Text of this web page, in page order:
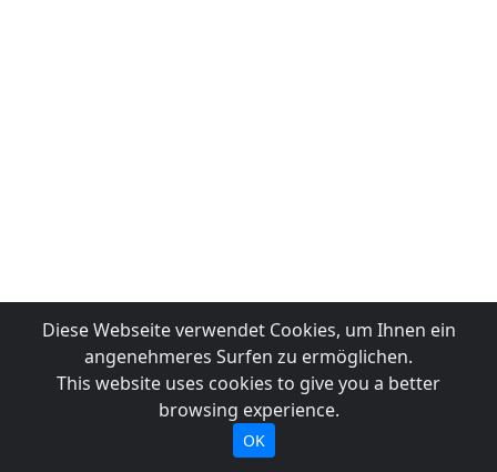
Diese Webseite verwendet Cookies, um Ihnen ein
angenehmeres Surfen zu ermöglichen.
This website uses cookies to give you a better
browsing experience.
OK